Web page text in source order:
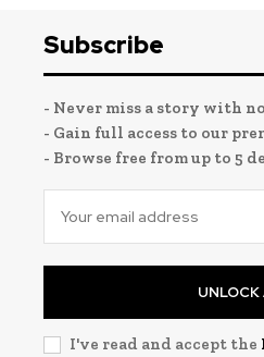
Subscribe
- Never miss a story with
- Gain full access to our
- Browse free from up to 5
UNLOCK
I've read and accept the